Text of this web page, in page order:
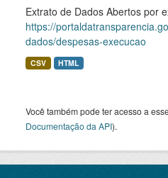
Extrato de Dados Abertos por
https://
dados/despesas-execucao
CSV HTML
Você também pode ter acesso a
Documentação da API).